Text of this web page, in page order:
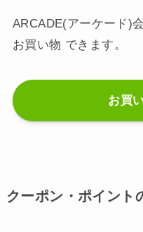
ARCADE(アーケード)会
お買い物 できます。
お買
クーポン・ポイント